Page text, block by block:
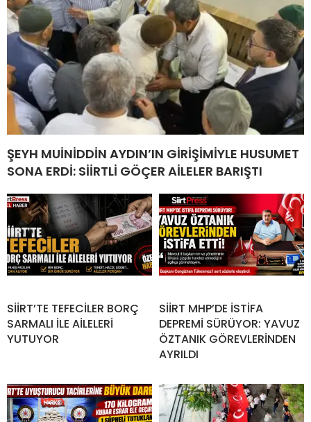
ŞEYH MUİNİDDİN AYDIN’IN GİRİŞİMİYLE HUSUMET
SONA ERDİ: SİİRTLİ GÖÇER AİLELER BARIŞTI
SİİRT’TE TEFECİLER BORÇ
SARMALI İLE AİLELERİ
YUTUYOR
SİİRT MHP’DE İSTİFA
DEPREMİ SÜRÜYOR: YAVUZ
ÖZTANIK GÖREVLERİNDEN
AYRILDI